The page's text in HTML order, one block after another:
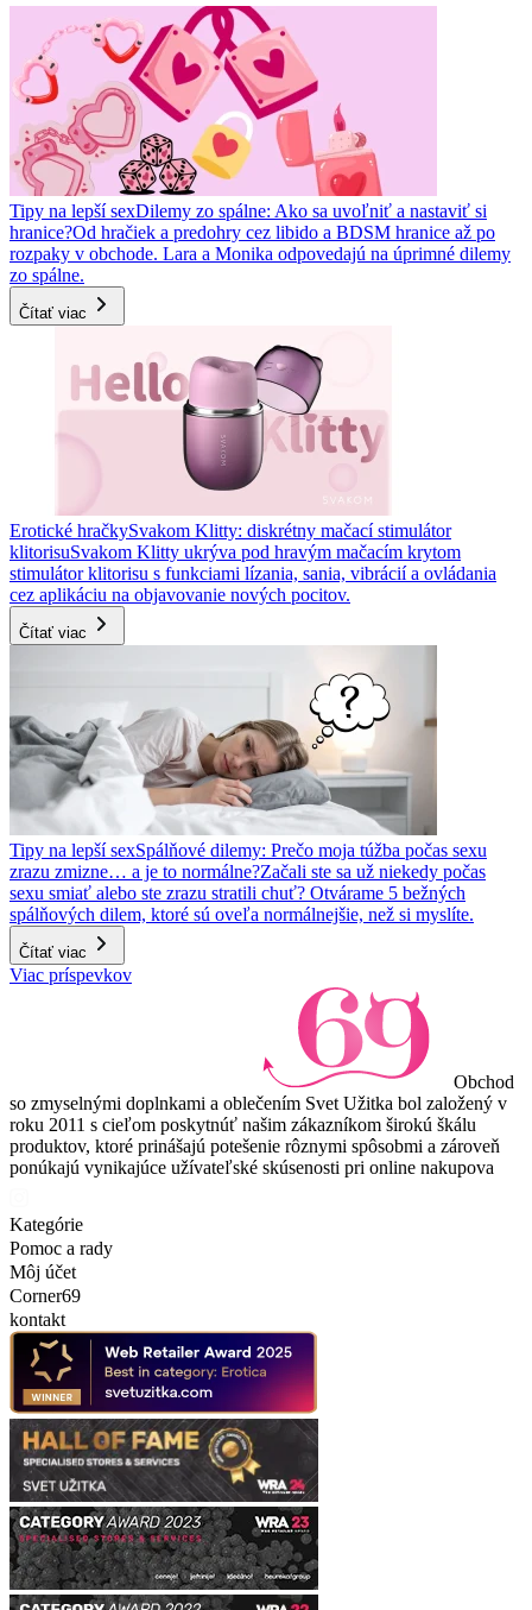
Tipy na lepší sexDilemy zo spálne: Ako sa uvoľniť a nastaviť si
hranice?Od hračiek a predohry cez libido a BDSM hranice až po
rozpaky v obchode. Lara a Monika odpovedajú na úprimné dilemy
zo spálne.
Čítať viac
Erotické hračkySvakom Klitty: diskrétny mačací stimulátor
klitorisuSvakom Klitty ukrýva pod hravým mačacím krytom
stimulátor klitorisu s funkciami lízania, sania, vibrácií a ovládania
cez aplikáciu na objavovanie nových pocitov.
Čítať viac
Tipy na lepší sexSpálňové dilemy: Prečo moja túžba počas sexu
zrazu zmizne… a je to normálne?Začali ste sa už niekedy počas
sexu smiať alebo ste zrazu stratili chuť? Otvárame 5 bežných
spálňových dilem, ktoré sú oveľa normálnejšie, než si myslíte.
Čítať viac
Viac príspevkov
Obchod
so zmyselnými doplnkami a oblečením Svet Užitka bol založený v
roku 2011 s cieľom poskytnúť našim zákazníkom širokú škálu
produktov, ktoré prinášajú potešenie rôznymi spôsobmi a zároveň
ponúkajú vynikajúce užívateľské skúsenosti pri online nakupova
Kategórie
Pomoc a rady
Môj účet
Corner69
kontakt